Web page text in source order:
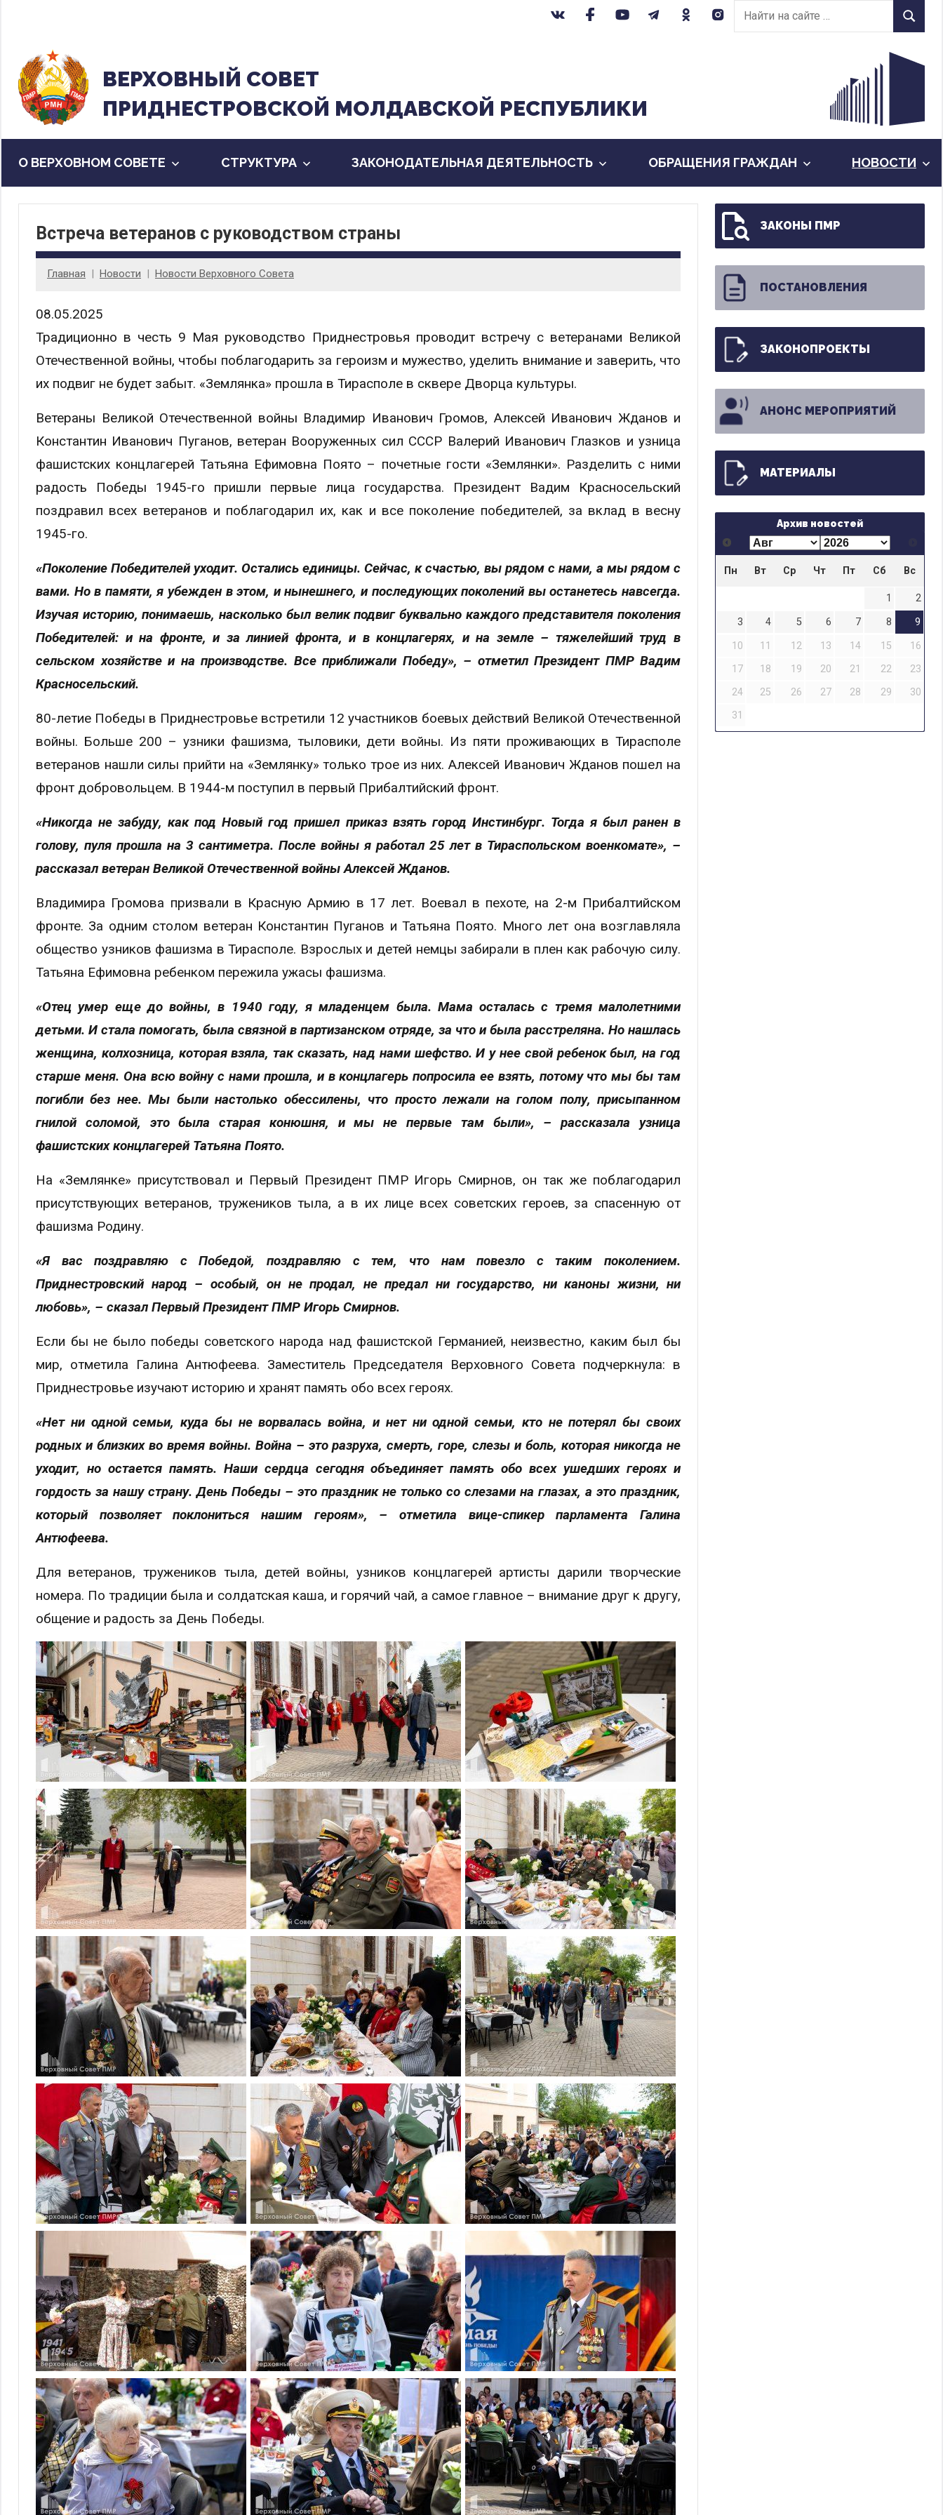
содержанию
Найти
на
Найти
ВЕРХОВНЫЙ CОВЕТ
ПРИДНЕСТРОВСКОЙ МОЛДАВСКОЙ РЕСПУБЛИКИ
О ВЕРХОВНОМ СОВЕТЕ CТРУКТУРА ЗАКОНОДАТЕЛЬНАЯ ДЕЯТЕЛЬНОСТЬ ОБРАЩЕНИЯ ГРАЖДАН НОВОСТИ
Встреча ветеранов с руководством страны
Главная Новости Новости Верховного Совета
08.05.2025
Традиционно в честь 9 Мая руководство Приднестровья проводит встречу с ветеранами Великой
Отечественной войны, чтобы поблагодарить за героизм и мужество, уделить внимание и заверить, что
их подвиг не будет забыт. «Землянка» прошла в Тирасполе в сквере Дворца культуры.
Ветераны Великой Отечественной войны Владимир Иванович Громов, Алексей Иванович Жданов и
Константин Иванович Пуганов, ветеран Вооруженных сил СССР Валерий Иванович Глазков и узница
фашистских концлагерей Татьяна Ефимовна Поято – почетные гости «Землянки». Разделить с ними
радость Победы 1945-го пришли первые лица государства. Президент Вадим Красносельский
поздравил всех ветеранов и поблагодарил их, как и все поколение победителей, за вклад в весну
1945-го.
«Поколение Победителей уходит. Остались единицы. Сейчас, к счастью, вы рядом с нами, а мы рядом с
вами. Но в памяти, я убежден в этом, и нынешнего, и последующих поколений вы останетесь навсегда.
Изучая историю, понимаешь, насколько был велик подвиг буквально каждого представителя поколения
Победителей: и на фронте, и за линией фронта, и в концлагерях, и на земле – тяжелейший труд в
сельском хозяйстве и на производстве. Все приближали Победу», – отметил Президент ПМР Вадим
Красносельский.
80-летие Победы в Приднестровье встретили 12 участников боевых действий Великой Отечественной
войны. Больше 200 – узники фашизма, тыловики, дети войны. Из пяти проживающих в Тирасполе
ветеранов нашли силы прийти на «Землянку» только трое из них. Алексей Иванович Жданов пошел на
фронт добровольцем. В 1944-м поступил в первый Прибалтийский фронт.
«Никогда не забуду, как под Новый год пришел приказ взять город Инстинбург. Тогда я был ранен в
голову, пуля прошла на 3 сантиметра. После войны я работал 25 лет в Тираспольском военкомате», –
рассказал ветеран Великой Отечественной войны Алексей Жданов.
Владимира Громова призвали в Красную Армию в 17 лет. Воевал в пехоте, на 2-м Прибалтийском
фронте. За одним столом ветеран Константин Пуганов и Татьяна Поято. Много лет она возглавляла
общество узников фашизма в Тирасполе. Взрослых и детей немцы забирали в плен как рабочую силу.
Татьяна Ефимовна ребенком пережила ужасы фашизма.
«Отец умер еще до войны, в 1940 году, я младенцем была. Мама осталась с тремя малолетними
детьми. И стала помогать, была связной в партизанском отряде, за что и была расстреляна. Но нашлась
женщина, колхозница, которая взяла, так сказать, над нами шефство. И у нее свой ребенок был, на год
старше меня. Она всю войну с нами прошла, и в концлагерь попросила ее взять, потому что мы бы там
погибли без нее. Мы были настолько обессилены, что просто лежали на голом полу, присыпанном
гнилой соломой, это была старая конюшня, и мы не первые там были», – рассказала узница
фашистских концлагерей Татьяна Поято.
На «Землянке» присутствовал и Первый Президент ПМР Игорь Смирнов, он так же поблагодарил
присутствующих ветеранов, тружеников тыла, а в их лице всех советских героев, за спасенную от
фашизма Родину.
«Я вас поздравляю с Победой, поздравляю с тем, что нам повезло с таким поколением.
Приднестровский народ – особый, он не продал, не предал ни государство, ни каноны жизни, ни
любовь», – сказал Первый Президент ПМР Игорь Смирнов.
Если бы не было победы советского народа над фашистской Германией, неизвестно, каким был бы
мир, отметила Галина Антюфеева. Заместитель Председателя Верховного Совета подчеркнула: в
Приднестровье изучают историю и хранят память обо всех героях.
«Нет ни одной семьи, куда бы не ворвалась война, и нет ни одной семьи, кто не потерял бы своих
родных и близких во время войны. Война – это разруха, смерть, горе, слезы и боль, которая никогда не
уходит, но остается память. Наши сердца сегодня объединяет память обо всех ушедших героях и
гордость за нашу страну. День Победы – это праздник не только со слезами на глазах, а это праздник,
который позволяет поклониться нашим героям», – отметила вице-спикер парламента Галина
Антюфеева.
Для ветеранов, тружеников тыла, детей войны, узников концлагерей артисты дарили творческие
номера. По традиции была и солдатская каша, и горячий чай, а самое главное – внимание друг к другу,
общение и радость за День Победы.
ЗАКОНЫ ПМР
ПОСТАНОВЛЕНИЯ
ЗАКОНОПРОЕКТЫ
АНОНС МЕРОПРИЯТИЙ
МАТЕРИАЛЫ
Архив новостей
Пн Вт Ср Чт Пт Сб Вс
1
2
3
4 5 6 7 8
9
10
11 12 13 14 15
16
17
18 19 20 21 22
23
24
25 26 27 28 29
30
31